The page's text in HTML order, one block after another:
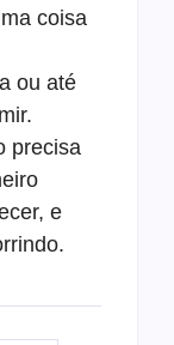
coisa
ou até
precisa
e